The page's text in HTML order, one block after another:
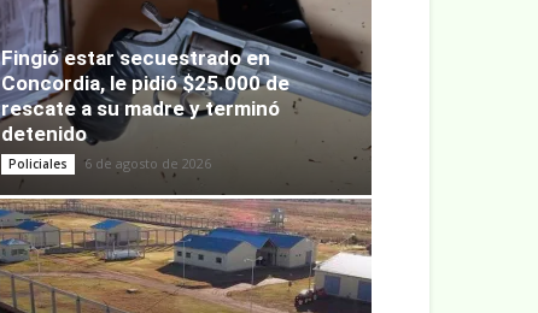
Fingió estar secuestrado en
Concordia, le pidió $25.000 de
rescate a su madre y terminó
detenido
Policiales 6 de agosto de 2026